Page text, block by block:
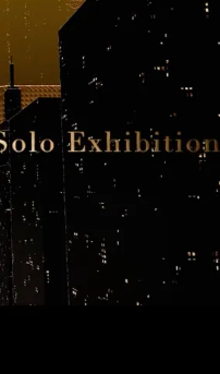
誌出版
ンジ
CAMPFIRE for Social Good
CAMPFIREふるさと納税